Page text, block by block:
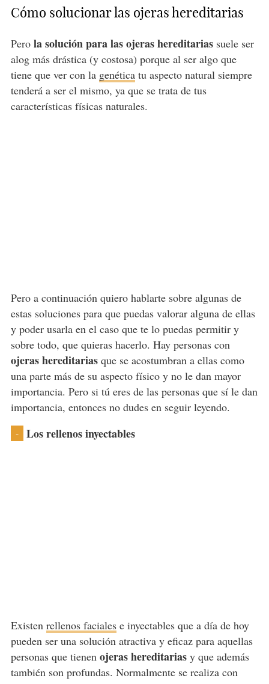
Cómo solucionar las ojeras hereditarias
Perola solución para las ojeras hereditariassuele ser
alog más drástica (y costosa) porque al ser algo que
tiene que ver con la genéticatu aspecto natural siempre
tenderá a ser el mismo, ya que se trata de tus
características físicas naturales.
Pero a continuación quiero hablarte sobre algunas de
estas soluciones para que puedas valorar alguna de ellas
y poder usarla en el caso que te lo puedas permitir y
sobre todo, que quieras hacerlo. Hay personas con
ojeras hereditariasque se acostumbran a ellas como
una parte más de su aspecto físico y no le dan mayor
importancia. Pero si tú eres de las personas que sí le dan
importancia, entonces no dudes en seguir leyendo.
- Los rellenos inyectables
Existen rellenos facialese inyectables que a día de hoy
pueden ser una solución atractiva y eficaz para aquellas
personas que tienen ojeras hereditariasy que además
también son profundas. Normalmente se realiza con